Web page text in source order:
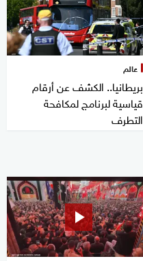
عالم
بريطانيا.. الكشف عن أرقام
قياسية لبرنامج لمكافحة
التطرف